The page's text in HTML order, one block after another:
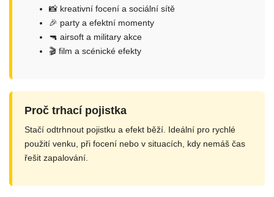
📸 kreativní focení a sociální sítě
🎉 party a efektní momenty
🔫 airsoft a military akce
🎬 film a scénické efekty
Proč trhací pojistka
Stačí odtrhnout pojistku a efekt běží. Ideální pro rychlé
použití venku, při focení nebo v situacích, kdy nemáš čas
řešit zapalování.